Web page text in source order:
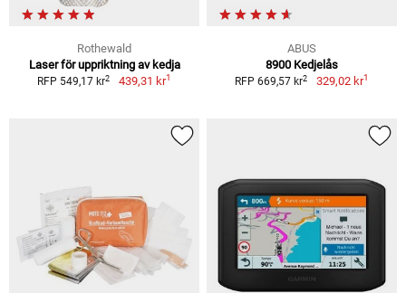
Rothewald
Laser för uppriktning av kedja
RFP 549,17 kr2 439,31 kr1
ABUS
8900 Kedjelås
RFP 669,57 kr2 329,02 kr1